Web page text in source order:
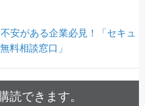
安がある企業必見！「セキュ
料相談窓口」
読できます。